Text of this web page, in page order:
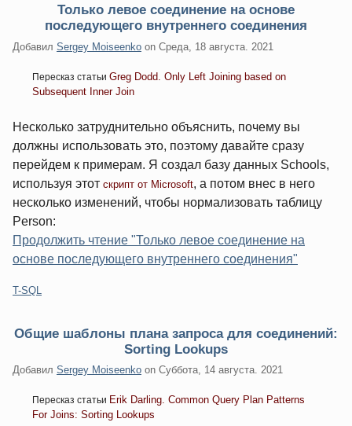
Только левое соединение на основе
последующего внутреннего соединения
Добавил Sergey Moiseenko on Среда, 18 августа. 2021
Пересказ статьи Greg Dodd. Only Left Joining based on
Subsequent Inner Join
Несколько затруднительно объяснить, почему вы
должны использовать это, поэтому давайте сразу
перейдем к примерам. Я создал базу данных Schools,
используя этот скрипт от Microsoft, а потом внес в него
несколько изменений, чтобы нормализовать таблицу
Person:
Продолжить чтение "Только левое соединение на
основе последующего внутреннего соединения"
Категории:
T-SQL
Общие шаблоны плана запроса для соединений:
Sorting Lookups
Добавил Sergey Moiseenko on Суббота, 14 августа. 2021
Пересказ статьи Erik Darling. Common Query Plan Patterns
For Joins: Sorting Lookups